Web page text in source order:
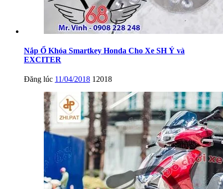
Nắp Ổ Khóa Smartkey Honda Cho Xe SH Ý và
EXCITER
Đăng lúc 11/04/2018 12018